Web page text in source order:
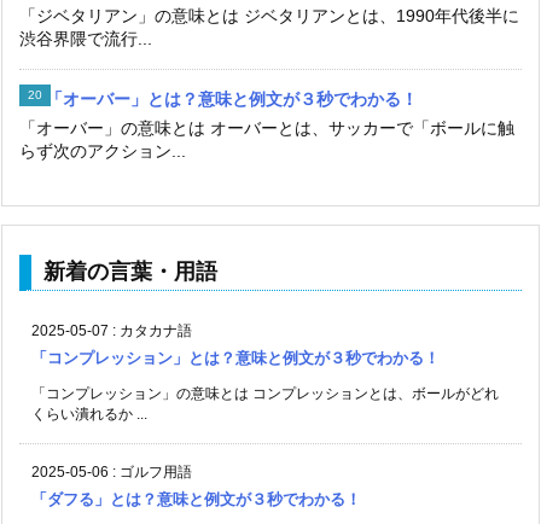
「ジベタリアン」の意味とは ジベタリアンとは、1990年代後半に
渋谷界隈で流行...
「オーバー」とは？意味と例文が３秒でわかる！
「オーバー」の意味とは オーバーとは、サッカーで「ボールに触
らず次のアクション...
新着の言葉・用語
2025-05-07 : カタカナ語
「コンプレッション」とは？意味と例文が３秒でわかる！
「コンプレッション」の意味とは コンプレッションとは、ボールがどれ
くらい潰れるか ...
2025-05-06 : ゴルフ用語
「ダフる」とは？意味と例文が３秒でわかる！